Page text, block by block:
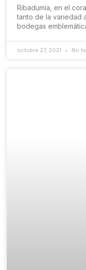
Ribadumia, en el
tanto de la variedad
bodegas
octubre 27, 2021 No